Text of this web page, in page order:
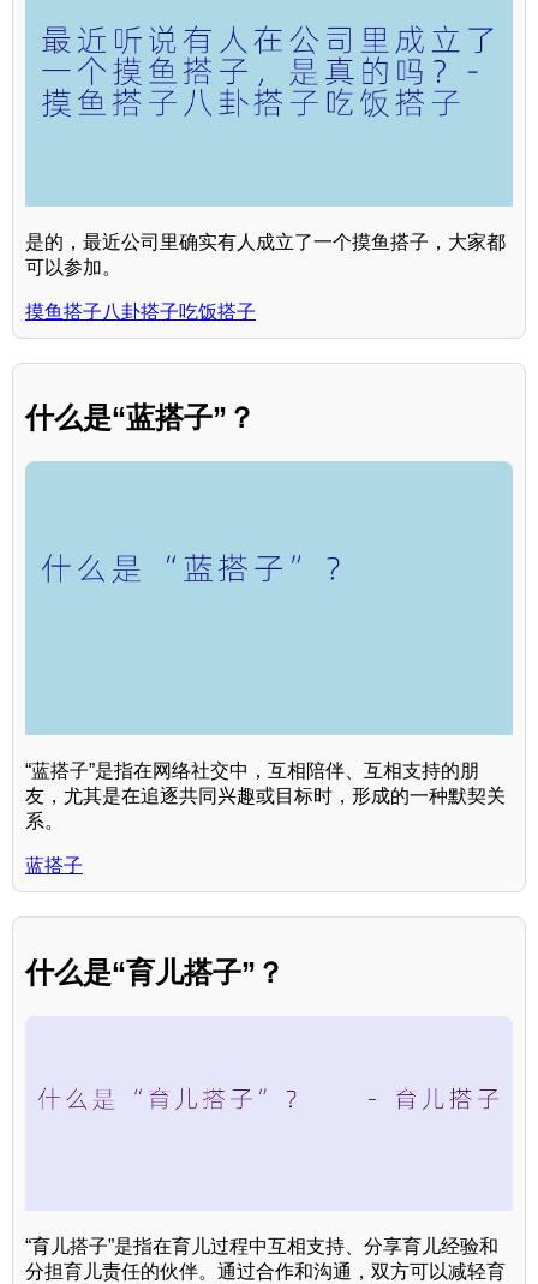
是的，最近公司里确实有人成立了一个摸鱼搭子，大家都
可以参加。
摸鱼搭子八卦搭子吃饭搭子
什么是“蓝搭子”？
“蓝搭子”是指在网络社交中，互相陪伴、互相支持的朋
友，尤其是在追逐共同兴趣或目标时，形成的一种默契关
系。
蓝搭子
什么是“育儿搭子”？
“育儿搭子”是指在育儿过程中互相支持、分享育儿经验和
分担育儿责任的伙伴。通过合作和沟通，双方可以减轻育